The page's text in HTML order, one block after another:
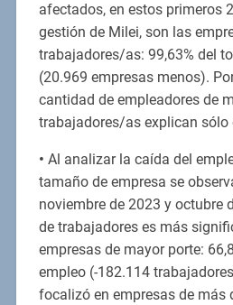
afectados, en estos primeros
gestión de Milei, son las
trabajadores/as: 99,63% del
(20.969 empresas menos).
cantidad de empleadores de
trabajadores/as explican sólo
• Al analizar la caída del
tamaño de empresa se
noviembre de 2023 y octubre
de trabajadores es más
empresas de mayor porte:
empleo (-182.114
focalizó en empresas de más